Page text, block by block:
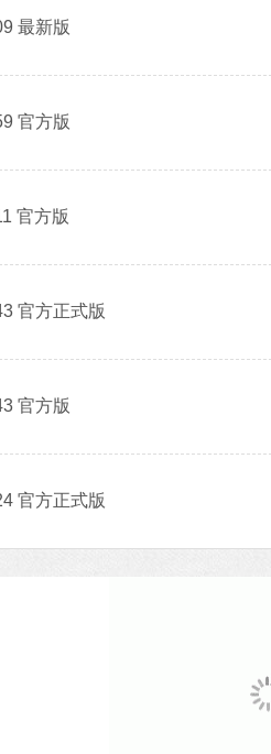
最新版
官方版
官方版
官方正式版
官方版
官方正式版